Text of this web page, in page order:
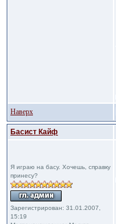
Наверх
Басист Кайф
Я играю на басу. Хочешь, справку
принесу?
Зарегистрирован: 31.01.2007,
15:19